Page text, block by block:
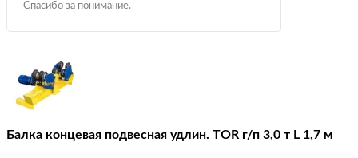
Спасибо за понимание.
Балка концевая подвесная удлин. TOR г/п 3,0 т L 1,7 м